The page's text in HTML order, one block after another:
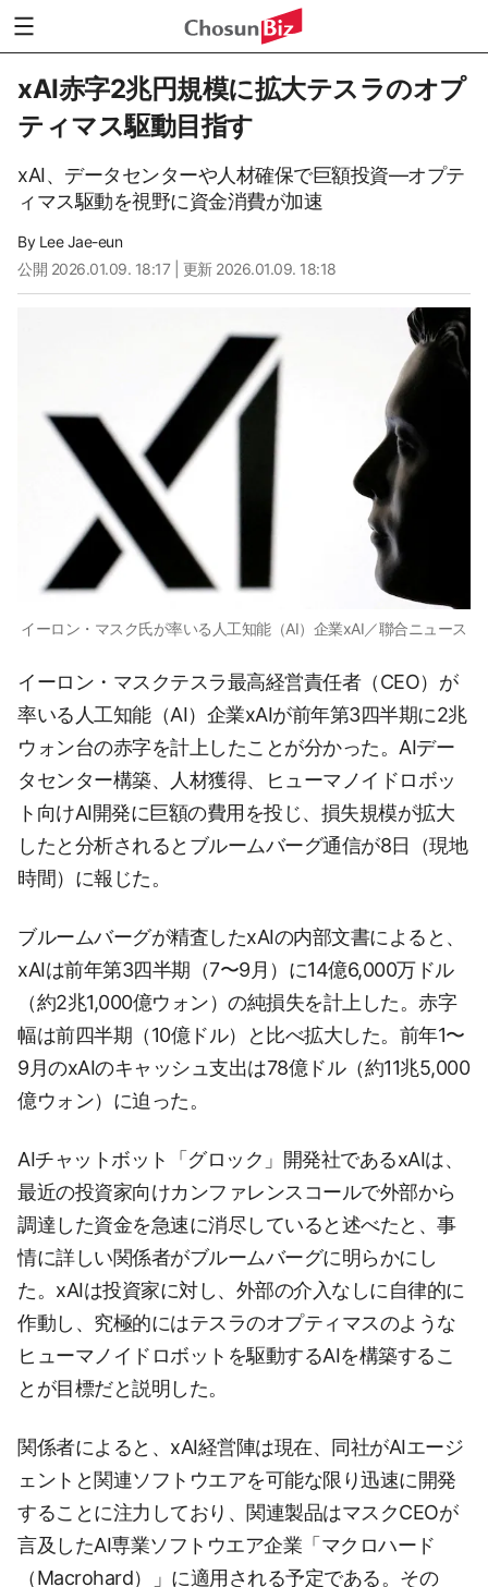
xAI赤字2兆円規模に拡大テスラのオプ
ティマス駆動目指す
xAI、データセンターや人材確保で巨額投資—オプテ
ィマス駆動を視野に資金消費が加速
By Lee Jae-eun
公開 2026.01.09. 18:17| 更新 2026.01.09. 18:18
イーロン・マスク氏が率いる人工知能（AI）企業xAI／聯合ニュース
イーロン・マスクテスラ最高経営責任者（CEO）が
率いる人工知能（AI）企業xAIが前年第3四半期に2兆
ウォン台の赤字を計上したことが分かった。AIデー
タセンター構築、人材獲得、ヒューマノイドロボッ
ト向けAI開発に巨額の費用を投じ、損失規模が拡大
したと分析されるとブルームバーグ通信が8日（現地
時間）に報じた。
ブルームバーグが精査したxAIの内部文書によると、
xAIは前年第3四半期（7〜9月）に14億6,000万ドル
（約2兆1,000億ウォン）の純損失を計上した。赤字
幅は前四半期（10億ドル）と比べ拡大した。前年1〜
9月のxAIのキャッシュ支出は78億ドル（約11兆5,000
億ウォン）に迫った。
AIチャットボット「グロック」開発社であるxAIは、
最近の投資家向けカンファレンスコールで外部から
調達した資金を急速に消尽していると述べたと、事
情に詳しい関係者がブルームバーグに明らかにし
た。xAIは投資家に対し、外部の介入なしに自律的に
作動し、究極的にはテスラのオプティマスのような
ヒューマノイドロボットを駆動するAIを構築するこ
とが目標だと説明した。
関係者によると、xAI経営陣は現在、同社がAIエージ
ェントと関連ソフトウエアを可能な限り迅速に開発
することに注力しており、関連製品はマスクCEOが
言及したAI専業ソフトウエア企業「マクロハード
（Macrohard）」に適用される予定である。その